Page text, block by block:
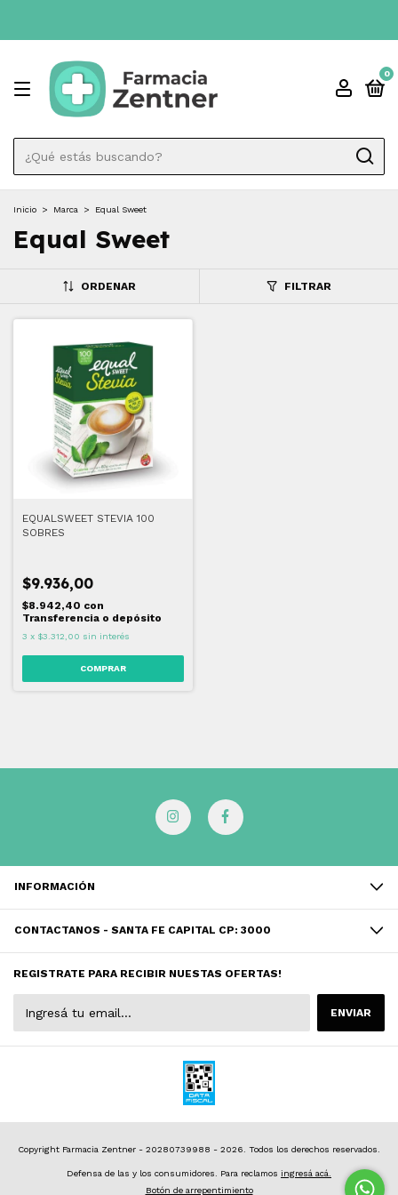
0
Inicio > Marca > Equal Sweet
Equal Sweet
ORDENAR FILTRAR
EQUALSWEET STEVIA 100
SOBRES
$9.936,00
$8.942,40 con
Transferencia o depósito
3 x $3.312,00 sin interés
INFORMACIÓN
CONTACTANOS - SANTA FE CAPITAL CP: 3000
REGISTRATE PARA RECIBIR NUESTAS OFERTAS!
Copyright Farmacia Zentner - 20280739988 - 2026. Todos los derechos reservados.
Defensa de las y los consumidores. Para reclamos ingresá acá.
Botón de arrepentimiento